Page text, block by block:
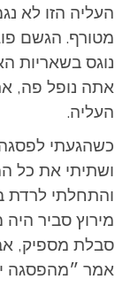
העליה הזו לא
מטורף. הגשם
נוגס בשאריות
אתה נופל פה,
העליה.
ושתיתי את כל
והתחלתי לרדת
מירוץ סביר היה
סבלת מספיק,
אמר ״מהפסגה